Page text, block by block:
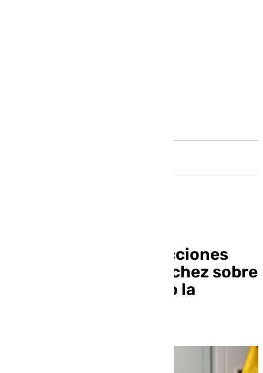
Ayuso rechaza las lecciones
«de machito» de Sánchez sobre
el aborto: «He sufrido la